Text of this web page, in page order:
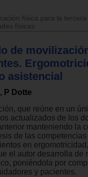
física para la
físicas
de
asistencial
P Dotte
que reúne en un
actualizados de los
manteniendo la
de las
en
el autor desarrolla de
poniéndola por
y pacientes.